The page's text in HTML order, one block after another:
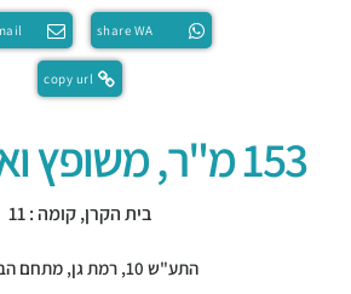
share WA
copy url
153 מ"ר, משופץ ואטרקטיבי
בית הקרן, קומה : 11
התע"ש 10, רמת גן,מתחם